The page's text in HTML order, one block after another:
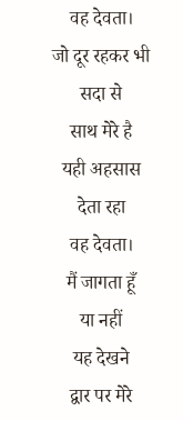
वह देवता।
जो दूर रहकर भी
सदा से
साथ मेरे है
यही अहसास
देता रहा
वह देवता।
मैं जागता हूँ
या नहीं
यह देखने
द्वार पर मेरे